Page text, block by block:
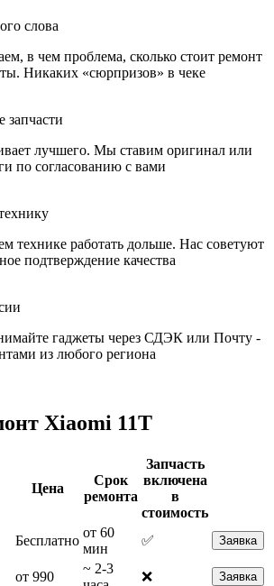
слова
в чем проблема, сколько стоит ремонт
Никаких «сюрпризов» в чеке
запчасти
лучшего. Мы ставим оригинал или
по согласованию с вами
технике работать дольше. Нас советуют
подтверждение качества
гаджеты через СДЭК или Почту -
из любого региона
Xiaomi 11T
Цена
Срок
ремонта
Запчасть
включена
в
стоимость
Бесплатно
от 60
мин
✅ Заявка
от 990
~ 2-3
❌ Заявка